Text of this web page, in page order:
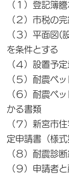
（１）登記簿
（２）市税の
（３）平面図(
を条件とする
（４）設置予
（５）耐震ベ
（６）耐震ベ
かる書類
（７）新宮市
定申請書（様
（８）耐震診
（９）申請者